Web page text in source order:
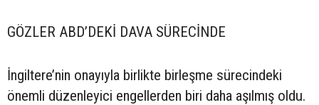
GÖZLER ABD’DEKİ DAVA SÜRECİNDE
İngiltere’nin onayıyla birlikte birleşme sürecindeki
önemli düzenleyici engellerden biri daha aşılmış oldu.